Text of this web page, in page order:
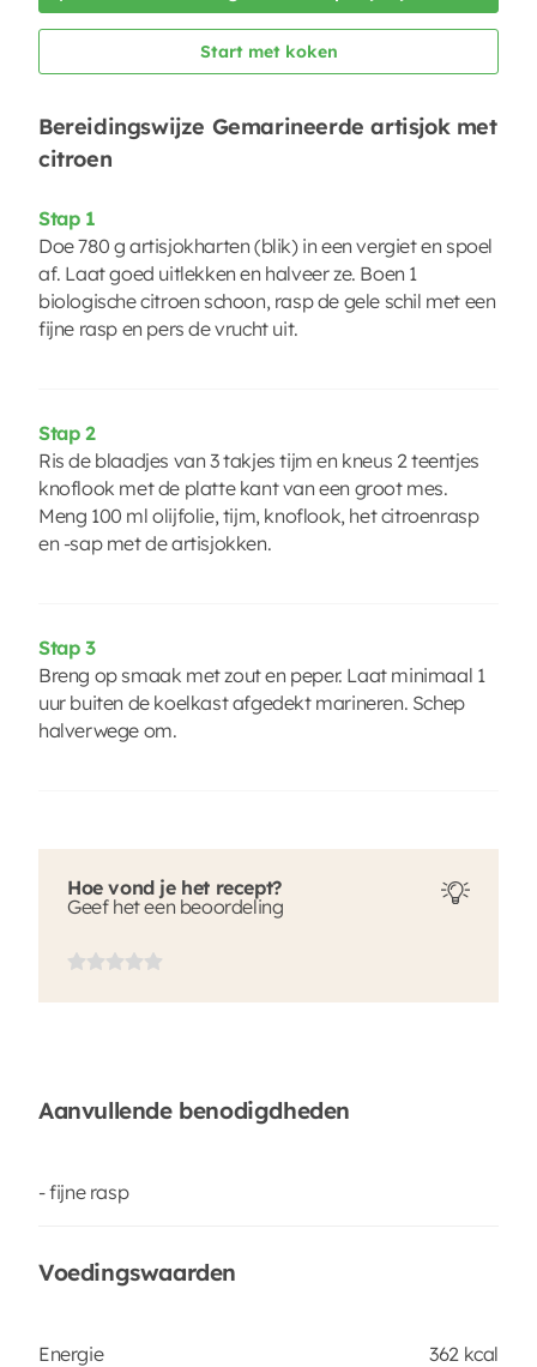
Start met koken
Bereidingswijze Gemarineerde artisjok met
citroen
Stap 1
Doe 780 g artisjokharten (blik) in een vergiet en spoel
af. Laat goed uitlekken en halveer ze. Boen 1
biologische citroen schoon, rasp de gele schil met een
fijne rasp en pers de vrucht uit.
Stap 2
Ris de blaadjes van 3 takjes tijm en kneus 2 teentjes
knoflook met de platte kant van een groot mes.
Meng 100 ml olijfolie, tijm, knoflook, het citroenrasp
en -sap met de artisjokken.
Stap 3
Breng op smaak met zout en peper. Laat minimaal 1
uur buiten de koelkast afgedekt marineren. Schep
halverwege om.
Hoe vond je het recept?
Geef het een beoordeling
Aanvullende benodigdheden
- fijne rasp
Voedingswaarden
Energie 362 kcal